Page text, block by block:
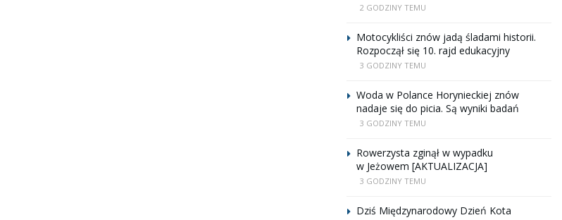
2 GODZINY TEMU
Motocykliści znów jadą śladami historii.
Rozpoczął się 10. rajd edukacyjny
3 GODZINY TEMU
Woda w Polance Horynieckiej znów
nadaje się do picia. Są wyniki badań
3 GODZINY TEMU
Rowerzysta zginął w wypadku
w Jeżowem [AKTUALIZACJA]
3 GODZINY TEMU
Dziś Międzynarodowy Dzień Kota